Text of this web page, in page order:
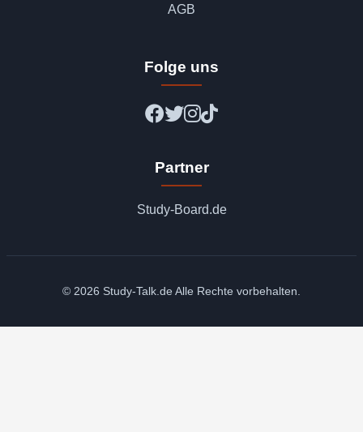
AGB
Folge uns
Partner
Study-Board.de
© 2026 Study-Talk.de Alle Rechte vorbehalten.